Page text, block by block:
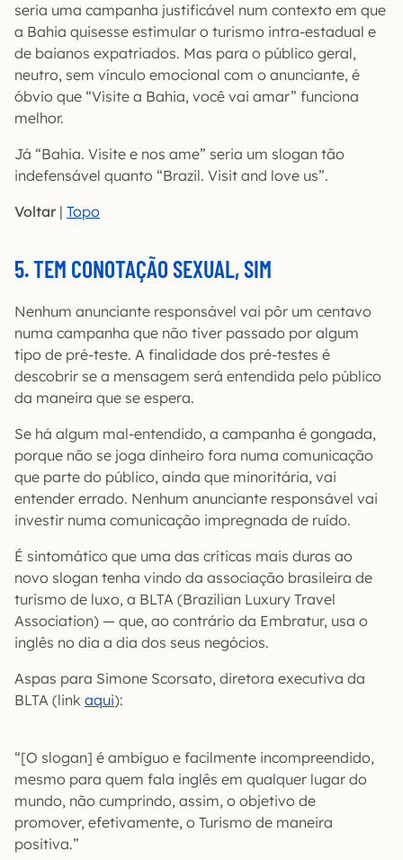
seria uma campanha justificável num contexto em que
a Bahia quisesse estimular o turismo intra-estadual e
de baianos expatriados. Mas para o público geral,
neutro, sem vínculo emocional com o anunciante, é
óbvio que “Visite a Bahia, você vai amar” funciona
melhor.
Já “Bahia. Visite e nos ame” seria um slogan tão
indefensável quanto “Brazil. Visit and love us”.
Voltar | Topo
5. TEM CONOTAÇÃO SEXUAL, SIM
Nenhum anunciante responsável vai pôr um centavo
numa campanha que não tiver passado por algum
tipo de pré-teste. A finalidade dos pré-testes é
descobrir se a mensagem será entendida pelo público
da maneira que se espera.
Se há algum mal-entendido, a campanha é gongada,
porque não se joga dinheiro fora numa comunicação
que parte do público, ainda que minoritária, vai
entender errado. Nenhum anunciante responsável vai
investir numa comunicação impregnada de ruído.
É sintomático que uma das críticas mais duras ao
novo slogan tenha vindo da associação brasileira de
turismo de luxo, a BLTA (Brazilian Luxury Travel
Association) — que, ao contrário da Embratur, usa o
inglês no dia a dia dos seus negócios.
Aspas para Simone Scorsato, diretora executiva da
BLTA (link aqui):
“[O slogan] é ambíguo e facilmente incompreendido,
mesmo para quem fala inglês em qualquer lugar do
mundo, não cumprindo, assim, o objetivo de
promover, efetivamente, o Turismo de maneira
positiva.”